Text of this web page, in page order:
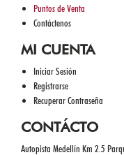
Puntos de Venta
Contáctenos
MI CUENTA
Iniciar Sesión
Registrarse
Recuperar Contraseña
CONTÁCTO
Autopista Medellín Km 2.5